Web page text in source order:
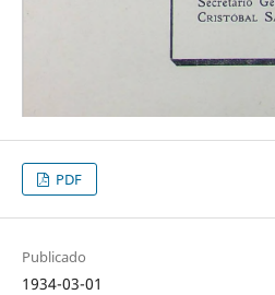
PDF
Publicado
1934-03-01